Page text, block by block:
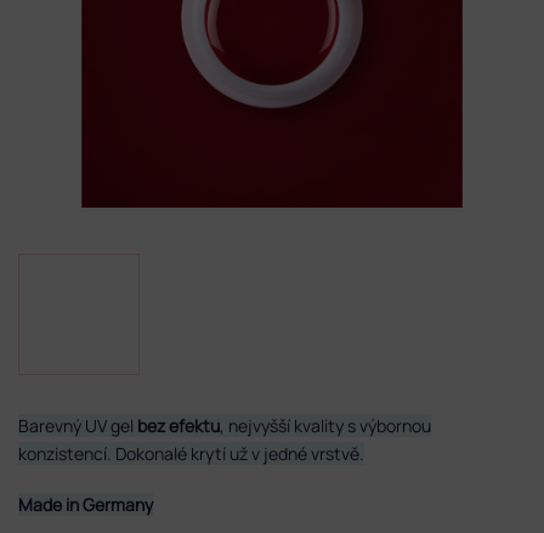
Barevný UV gel bez efektu, nejvyšší kvality s výbornou
konzistencí. Dokonalé krytí už v jedné vrstvě.
Made in Germany